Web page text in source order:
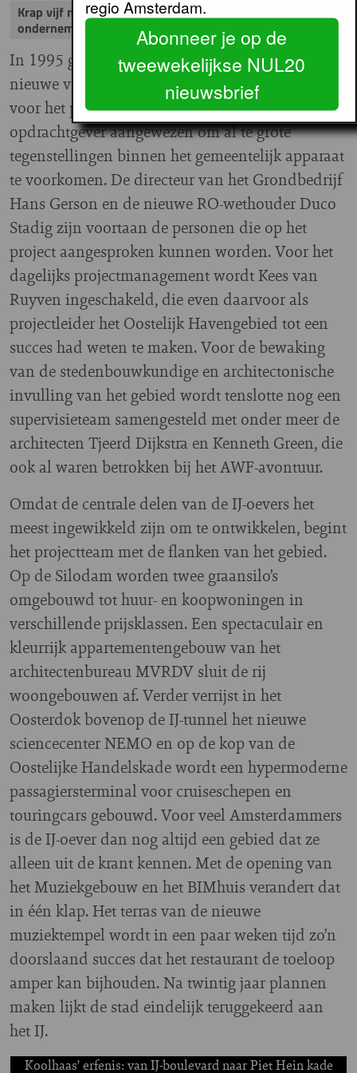
Krap vijf maanden later stort de publiek-private
onderneming in elkaar
In 1995 gaat de gemeenteraad akkoord met deze
nieuwe veroveringsstrategie. Bovendien worden
voor het project één ambtelijk en één bestuurlijk
opdrachtgever aangewezen om al te grote
tegenstellingen binnen het gemeentelijk apparaat
te voorkomen. De directeur van het Grondbedrijf
Hans Gerson en de nieuwe RO-wethouder Duco
Stadig zijn voortaan de personen die op het
project aangesproken kunnen worden. Voor het
dagelijks projectmanagement wordt Kees van
Ruyven ingeschakeld, die even daarvoor als
projectleider het Oostelijk Havengebied tot een
succes had weten te maken. Voor de bewaking
van de stedenbouwkundige en architectonische
invulling van het gebied wordt tenslotte nog een
supervisieteam samengesteld met onder meer de
architecten Tjeerd Dijkstra en Kenneth Green, die
ook al waren betrokken bij het AWF-avontuur.
Omdat de centrale delen van de IJ-oevers het
meest ingewikkeld zijn om te ontwikkelen, begint
het projectteam met de flanken van het gebied.
Op de Silodam worden twee graansilo’s
omgebouwd tot huur- en koopwoningen in
verschillende prijsklassen. Een spectaculair en
kleurrijk appartementengebouw van het
architectenbureau MVRDV sluit de rij
woongebouwen af. Verder verrijst in het
Oosterdok bovenop de IJ-tunnel het nieuwe
sciencecenter NEMO en op de kop van de
Oostelijke Handelskade wordt een hypermoderne
passagiersterminal voor cruiseschepen en
touringcars gebouwd. Voor veel Amsterdammers
is de IJ-oever dan nog altijd een gebied dat ze
alleen uit de krant kennen. Met de opening van
het Muziekgebouw en het BIMhuis verandert dat
in één klap. Het terras van de nieuwe
muziektempel wordt in een paar weken tijd zo’n
doorslaand succes dat het restaurant de toeloop
amper kan bijhouden. Na twintig jaar plannen
maken lijkt de stad eindelijk teruggekeerd aan
het IJ.
Koolhaas’ erfenis: van IJ-boulevard naar Piet Hein kade
regio Amsterdam.
Abonneer je op de
tweewekelijkse NUL20
nieuwsbrief